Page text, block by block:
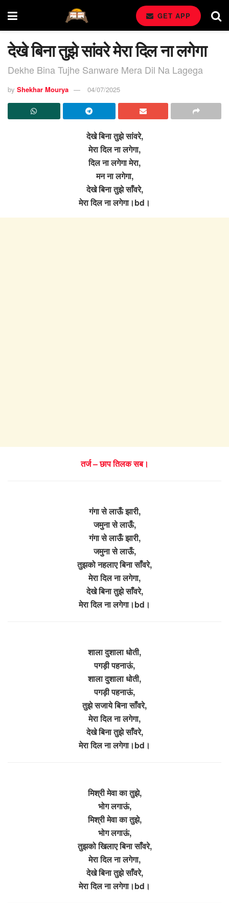
GET APP
देखे बिना तुझे सांवरे मेरा दिल ना लगेगा
Dekhe Bina Tujhe Sanware Mera Dil Na Lagega
by Shekhar Mourya 04/07/2025
देखे बिना तुझे सांवरे,
मेरा दिल ना लगेगा,
दिल ना लगेगा मेरा,
मन ना लगेगा,
देखे बिना तुझे साँवरे,
मेरा दिल ना लगेगा।bd।
तर्ज – छाप तिलक सब।
गंगा से लाऊँ झारी,
जमुना से लाऊँ,
गंगा से लाऊँ झारी,
जमुना से लाऊँ,
तुझको नहलाए बिना साँवरे,
मेरा दिल ना लगेगा,
देखे बिना तुझे साँवरे,
मेरा दिल ना लगेगा।bd।
शाला दुशाला धोती,
पगड़ी पहनाऊं,
शाला दुशाला धोती,
पगड़ी पहनाऊं,
तुझे सजाये बिना साँवरे,
मेरा दिल ना लगेगा,
देखे बिना तुझे साँवरे,
मेरा दिल ना लगेगा।bd।
मिश्री मेवा का तुझे,
भोग लगाऊं,
मिश्री मेवा का तुझे,
भोग लगाऊं,
तुझको खिलाए बिना साँवरे,
मेरा दिल ना लगेगा,
देखे बिना तुझे साँवरे,
मेरा दिल ना लगेगा।bd।